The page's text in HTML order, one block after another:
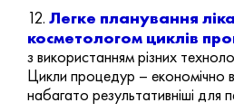
12. Легке планування
косметологом циклів
з використанням різних
Цикли процедур – економічно
набагато результативніші для